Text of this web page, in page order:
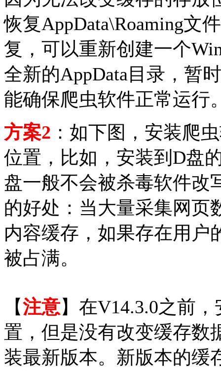
恢复AppData\Roaming文
复，可以重新创建一个
全新的AppData目录，暂
能确保爬虫软件正常运行
方案2 ：如下图，安装爬
位置，比如，安装到D盘
盘一般不会被杀毒软件改
的好处：当大量采集网页
内容缓存，如果存在用户
被占满。
【注意】在V14.3.0之前
置，但是没有改变缓存数
装最新版本。新版本的缓